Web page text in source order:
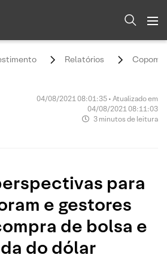
Relatórios Copom:
04/08/2021 08:01:35 • Atualizado em
04/08/2021 08:11:03
3 minutos de leitura
para
e gestores
de bolsa e
do dólar